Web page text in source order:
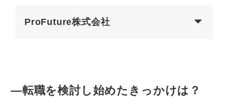
ProFuture株式会社
—転職を検討し始めたきっかけは？